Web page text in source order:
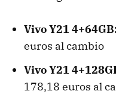
Vivo Y21
euros al cambio
Vivo Y21
178,18 euros al